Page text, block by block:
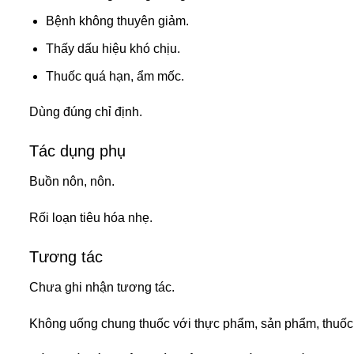
Bệnh không thuyên giảm.
Thấy dấu hiệu khó chịu.
Thuốc quá hạn, ẩm mốc.
Dùng đúng chỉ định.
Tác dụng phụ
Buồn nôn, nôn.
Rối loạn tiêu hóa nhẹ.
Tương tác
Chưa ghi nhận tương tác.
Không uống chung thuốc với thực phẩm, sản phẩm,